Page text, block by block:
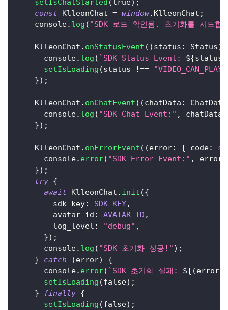
setIsChatStarted ( true) ;
const KlleonChat = window. KlleonChat ;
console. log ( "SDK 로드 확인됨. 초기화를 시도
KlleonChat . onStatusEvent ( (status : Status)
console. log ( ` SDK Status Event: ${status
setIsLoading (status !== "VIDEO_CAN_PLAY"
}) ;
KlleonChat . onChatEvent ( (chatData : ChatData
console. log ( "SDK Chat Event:" , chatData
}) ;
KlleonChat . onErrorEvent ( (error: { code:
console. error( "SDK Error Event:" , error
}) ;
try {
await KlleonChat . init ({
        sdk_key
: SDK_KEY,
        avatar_id
: AVATAR_ID ,
        log_level
: "debug" ,
}) ;
console. log ( "SDK 초기화 성공!" ) ;
}
catch (error)
{
console. error( ` SDK 초기화 실패: ${ (error
setIsLoading (false) ;
}
finally {
setIsLoading (false) ;